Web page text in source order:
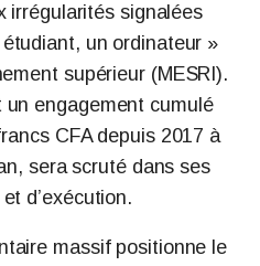
irrégularités signalées
un ordinateur »
supérieur (MESRI).
engagement cumulé
CFA depuis 2017 à
sera scruté dans ses
d’exécution.
massif positionne le